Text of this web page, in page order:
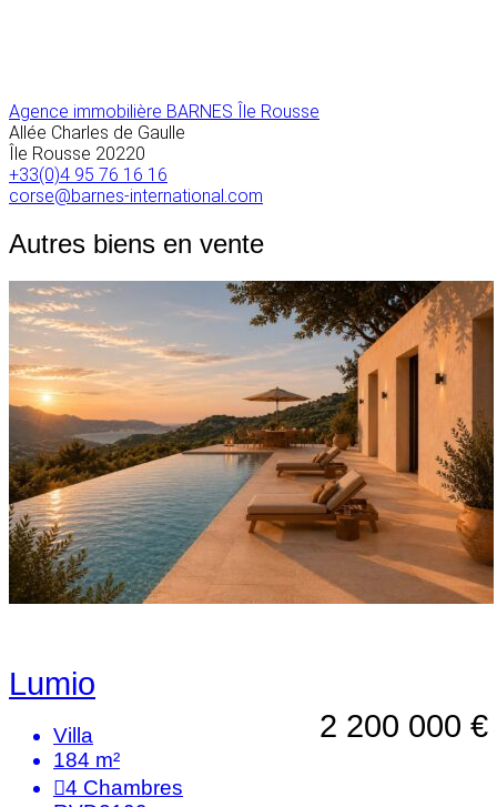
Agence immobilière BARNES Île Rousse
Allée Charles de Gaulle
Île Rousse 20220
+33(0)4 95 76 16 16
corse@barnes-international.com
Autres biens en vente
Lumio
2 200 000 €
Villa
184 m²
4 Chambres